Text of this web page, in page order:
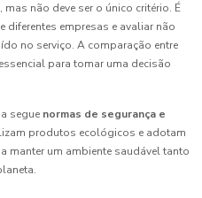
não deve ser o único critério. É
diferentes empresas e avaliar não
no serviço. A comparação entre
para tomar uma decisão
segue normas de segurança e
produtos ecológicos e adotam
manter um ambiente saudável tanto